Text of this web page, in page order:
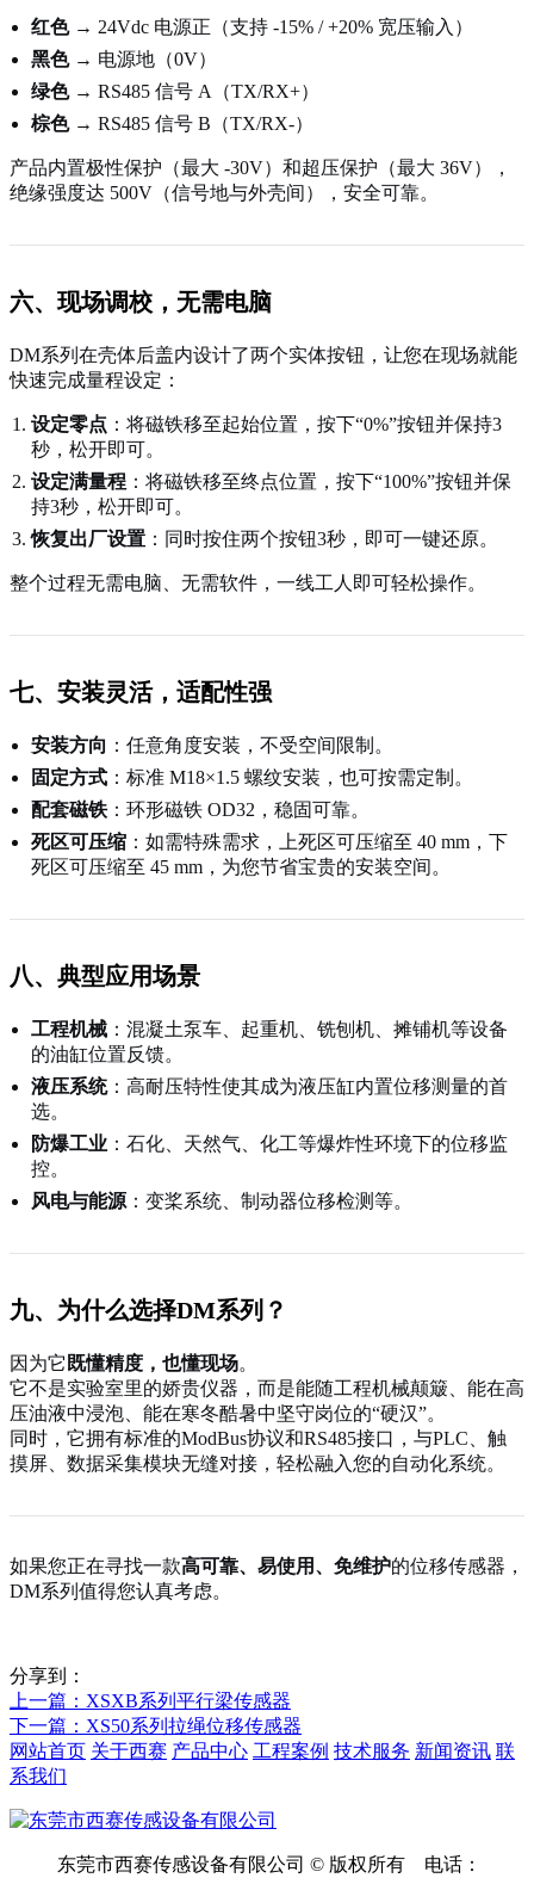
红色→ 24Vdc 电源正（支持 -15% / +20% 宽压输入）
黑色→ 电源地（0V）
绿色→ RS485 信号 A（TX/RX+）
棕色→ RS485 信号 B（TX/RX-）
产品内置极性保护（最大 -30V）和超压保护（最大 36V），
绝缘强度达 500V（信号地与外壳间），安全可靠。
六、现场调校，无需电脑
DM系列在壳体后盖内设计了两个实体按钮，让您在现场就能
快速完成量程设定：
设定零点 ：将磁铁移至起始位置，按下“0%”按钮并保持3
秒，松开即可。
设定满量程 ：将磁铁移至终点位置，按下“100%”按钮并保
持3秒，松开即可。
恢复出厂设置 ：同时按住两个按钮3秒，即可一键还原。
整个过程无需电脑、无需软件，一线工人即可轻松操作。
七、安装灵活，适配性强
安装方向 ：任意角度安装，不受空间限制。
固定方式 ：标准 M18×1.5 螺纹安装，也可按需定制。
配套磁铁：环形磁铁 OD32，稳固可靠。
死区可压缩 ：如需特殊需求，上死区可压缩至 40 mm，下
死区可压缩至 45 mm，为您节省宝贵的安装空间。
八、典型应用场景
工程机械 ：混凝土泵车、起重机、铣刨机、摊铺机等设备
的油缸位置反馈。
液压系统：高耐压特性使其成为液压缸内置位移测量的首
选。
防爆工业 ：石化、天然气、化工等爆炸性环境下的位移监
控。
风电与能源：变桨系统、制动器位移检测等。
九、为什么选择DM系列？
因为它既懂精度，也懂现场。
它不是实验室里的娇贵仪器，而是能随工程机械颠簸、能在高
压油液中浸泡、能在寒冬酷暑中坚守岗位的“硬汉”。
同时，它拥有标准的ModBus协议和RS485接口，与PLC、触
摸屏、数据采集模块无缝对接，轻松融入您的自动化系统。
如果您正在寻找一款高可靠、易使用、免维护的位移传感器，
DM系列值得您认真考虑。
分享到：
上一篇 ：XSXB系列平行梁传感器
下一篇 ：XS50系列拉绳位移传感器
网站首页 关于西赛 产品中心 工程案例 技术服务 新闻资讯 联
系我们
东莞市西赛传感设备有限公司 © 版权所有 电话：